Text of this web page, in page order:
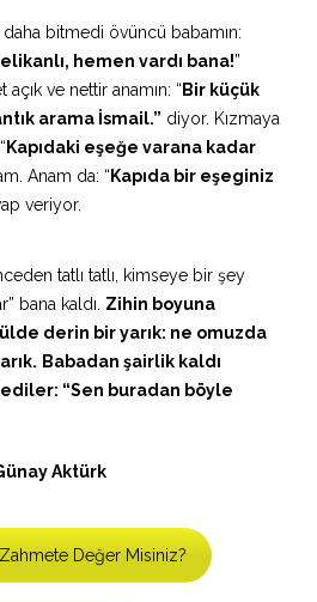
bitmedi övüncü babamın:
hemen vardı bana!”
ve nettir anamın: “ Bir küçük
arama İsmail.” diyor. Kızmaya
Kapıdaki eşeğe varana kadar
Anam da: “ Kapıda bir eşeginiz
veriyor.
tatlı tatlı, kimseye bir şey
bana kaldı. Zihin boyuna
derin bir yarık: ne omuzda
Babadan şairlik kaldı
“Sen buradan böyle
Aktürk
Değer Misiniz?